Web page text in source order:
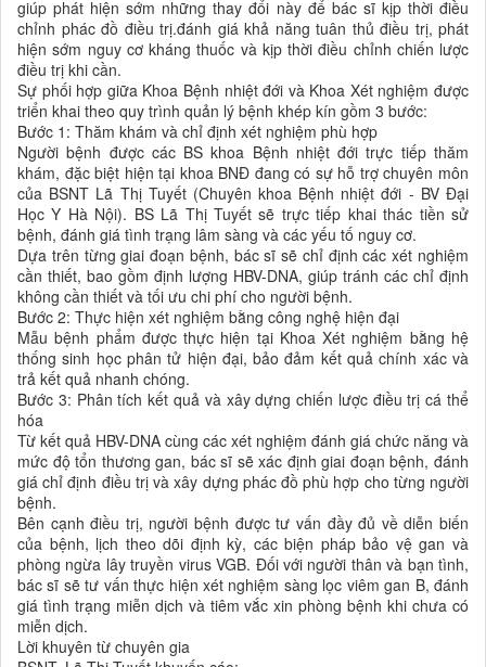
giúp phát hiện sớm những thay đổi này để bác sĩ kịp thời điều
chỉnh phác đồ điều trị.đánh giá khả năng tuân thủ điều trị, phát
hiện sớm nguy cơ kháng thuốc và kịp thời điều chỉnh chiến lược
điều trị khi cần.
Sự phối hợp giữa Khoa Bệnh nhiệt đới và Khoa Xét nghiệm được
triển khai theo quy trình quản lý bệnh khép kín gồm 3 bước:
Bước 1: Thăm khám và chỉ định xét nghiệm phù hợp
Người bệnh được các BS khoa Bệnh nhiệt đới trực tiếp thăm
khám, đặc biệt hiện tại khoa BNĐ đang có sự hỗ trợ chuyên môn
của BSNT Lã Thị Tuyết (Chuyên khoa Bệnh nhiệt đới - BV Đại
Học Y Hà Nội). BS Lã Thị Tuyết sẽ trực tiếp khai thác tiền sử
bệnh, đánh giá tình trạng lâm sàng và các yếu tố nguy cơ.
Dựa trên từng giai đoạn bệnh, bác sĩ sẽ chỉ định các xét nghiệm
cần thiết, bao gồm định lượng HBV-DNA, giúp tránh các chỉ định
không cần thiết và tối ưu chi phí cho người bệnh.
Bước 2: Thực hiện xét nghiệm bằng công nghệ hiện đại
Mẫu bệnh phẩm được thực hiện tại Khoa Xét nghiệm bằng hệ
thống sinh học phân tử hiện đại, bảo đảm kết quả chính xác và
trả kết quả nhanh chóng.
Bước 3: Phân tích kết quả và xây dựng chiến lược điều trị cá thể
hóa
Từ kết quả HBV-DNA cùng các xét nghiệm đánh giá chức năng và
mức độ tổn thương gan, bác sĩ sẽ xác định giai đoạn bệnh, đánh
giá chỉ định điều trị và xây dựng phác đồ phù hợp cho từng người
bệnh.
Bên cạnh điều trị, người bệnh được tư vấn đầy đủ về diễn biến
của bệnh, lịch theo dõi định kỳ, các biện pháp bảo vệ gan và
phòng ngừa lây truyền virus VGB. Đối với người thân và bạn tình,
bác sĩ sẽ tư vấn thực hiện xét nghiệm sàng lọc viêm gan B, đánh
giá tình trạng miễn dịch và tiêm vắc xin phòng bệnh khi chưa có
miễn dịch.
Lời khuyên từ chuyên gia